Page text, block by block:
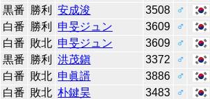
黒番 勝利 安成浚 3508
♂
白番 勝利 申旻ジュン 3609
♂
白番 敗北 申旻ジュン 3609
♂
黒番 勝利 洪茂鎭 3372
♂
白番 敗北 申眞諝 3886
♂
白番 敗北 朴鍵昊 3483
♂